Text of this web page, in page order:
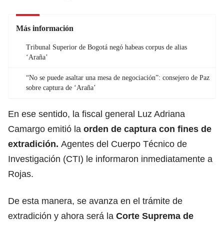
Más información
Tribunal Superior de Bogotá negó habeas corpus de alias
‘Araña’
“No se puede asaltar una mesa de negociación”: consejero de Paz
sobre captura de ‘Araña’
En ese sentido, la fiscal general Luz Adriana
Camargo emitió la orden de captura con fines de
extradición. Agentes del Cuerpo Técnico de
Investigación (CTI) le informaron inmediatamente a
Rojas.
De esta manera, se avanza en el trámite de
extradición y ahora será la Corte Suprema de